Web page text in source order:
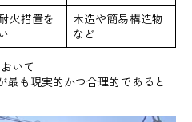
火措置を
木造や簡易構造物
など
いて
最も現実的かつ合理的であると